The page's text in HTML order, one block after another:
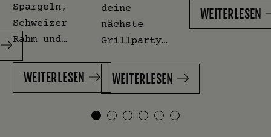
Spargeln,
Schweizer
Rahm und…
WEITERLESEN
deine
nächste
Grillparty…
WEITERLESEN
WEITERLESEN